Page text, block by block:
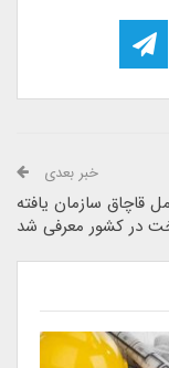
خبر بعدی
قاچاق سازمان یافته
در کشور معرفی شد